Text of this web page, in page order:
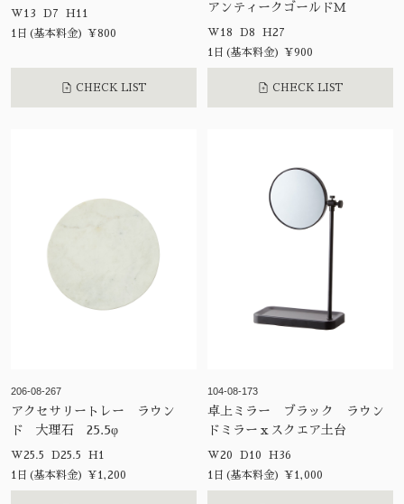
W13 D7 H11
1日(基本料金) ¥800
CHECK LIST
アンティークゴールドＭ
W18 D8 H27
1日(基本料金) ¥900
CHECK LIST
206-08-267
アクセサリートレー ラウン
ド 大理石 25.5φ
W25.5 D25.5 H1
1日(基本料金) ¥1,200
104-08-173
卓上ミラー ブラック ラウン
ドミラーｘスクエア土台
W20 D10 H36
1日(基本料金) ¥1,000